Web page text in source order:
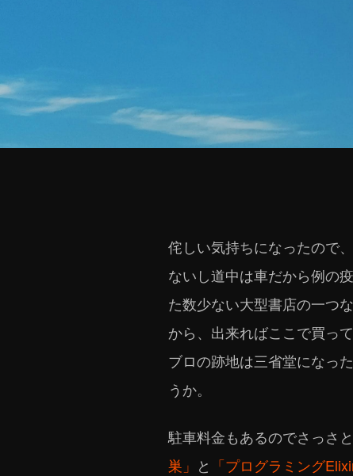
侘しい気持ちになったので
ないし道中は車だから例の
た数少ない大型書店の一つ
から、出来ればここで買っ
ブロの跡地は三省堂になっ
うか。
駐車料金もあるのでさっさ
巣」 と 「プログラミング